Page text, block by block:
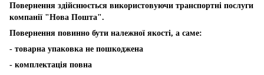
Повернення здійснюється використовуючи транспортні послуги
компанії "Нова Пошта".
Повернення повинно бути належної якості, а саме:
- товарна упаковка не пошкоджена
- комплектація повна